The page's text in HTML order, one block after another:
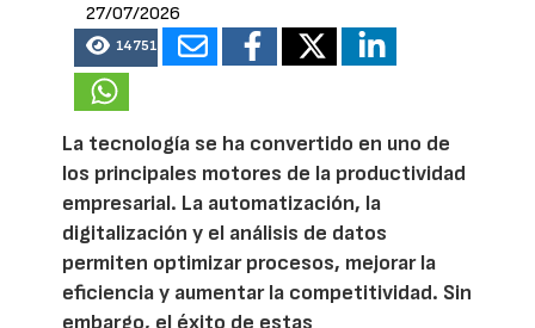
27/07/2026
14751
La tecnología se ha convertido en uno de
los principales motores de la productividad
empresarial. La automatización, la
digitalización y el análisis de datos
permiten optimizar procesos, mejorar la
eficiencia y aumentar la competitividad. Sin
embargo, el éxito de estas